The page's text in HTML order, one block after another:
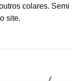
colares. Semi
site.